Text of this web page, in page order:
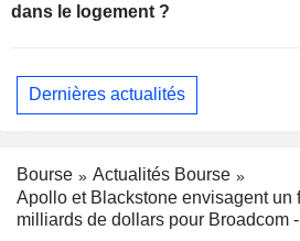
dans le logement ?
Dernières actualités
Bourse
Actualités Bourse
Apollo et Blackstone envisagent un
milliards de dollars pour Broadcom